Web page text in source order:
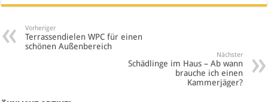
Vorheriger
Terrassendielen WPC für einen
schönen Außenbereich
Nächster
Schädlinge im Haus – Ab wann
brauche ich einen
Kammerjäger?